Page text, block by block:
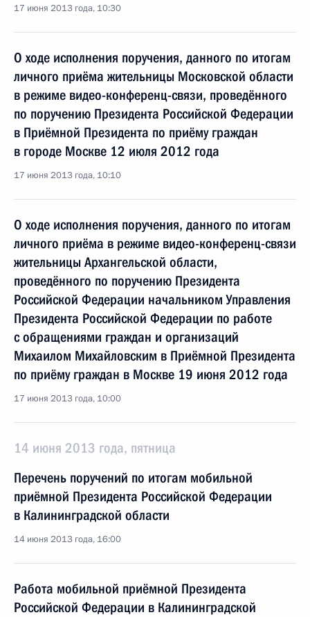
17 июня 2013 года, 10:30
О ходе исполнения поручения, данного по итогам
личного приёма жительницы Московской области
в режиме видео-конференц-связи, проведённого
по поручению Президента Российской Федерации
в Приёмной Президента по приёму граждан
в городе Москве 12 июля 2012 года
17 июня 2013 года, 10:10
О ходе исполнения поручения, данного по итогам
личного приёма в режиме видео-конференц-связи
жительницы Архангельской области,
проведённого по поручению Президента
Российской Федерации начальником Управления
Президента Российской Федерации по работе
с обращениями граждан и организаций
Михаилом Михайловским в Приёмной Президента
по приёму граждан в Москве 19 июня 2012 года
17 июня 2013 года, 10:00
14 июня 2013 года, пятница
Перечень поручений по итогам мобильной
приёмной Президента Российской Федерации
в Калининградской области
14 июня 2013 года, 16:00
Работа мобильной приёмной Президента
Российской Федерации в Калининградской